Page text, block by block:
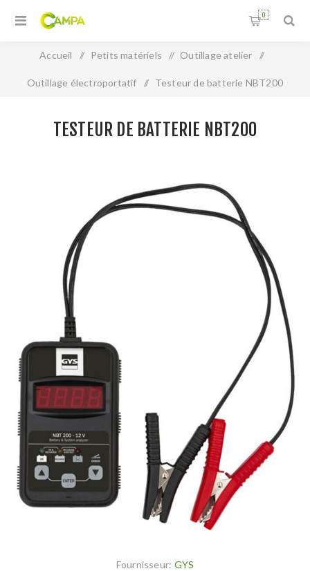
0
Accueil / Petits matériels / Outillage atelier /
Outillage électroportatif / Testeur de batterie NBT200
TESTEUR DE BATTERIE NBT200
Fournisseur: GYS